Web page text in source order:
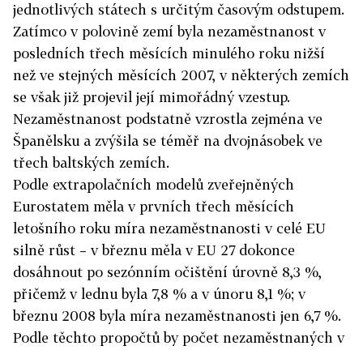
jednotlivých státech s určitým časovým odstupem.
Zatímco v polovině zemí byla nezaměstnanost v
posledních třech měsících minulého roku nižší
než ve stejných měsících 2007, v některých zemích
se však již projevil její mimořádný vzestup.
Nezaměstnanost podstatně vzrostla zejména ve
Španělsku a zvýšila se téměř na dvojnásobek ve
třech baltských zemích.
Podle extrapolačních modelů zveřejněných
Eurostatem měla v prvních třech měsících
letošního roku míra nezaměstnanosti v celé EU
silně růst – v březnu měla v EU 27 dokonce
dosáhnout po sezónním očištění úrovně 8,3 %,
přičemž v lednu byla 7,8 % a v únoru 8,1 %; v
březnu 2008 byla míra nezaměstnanosti jen 6,7 %.
Podle těchto propočtů by počet nezaměstnaných v